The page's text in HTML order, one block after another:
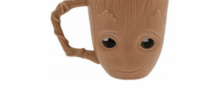
Guardians Of The Galaxy-Groot 3D
Κούπα 500ml